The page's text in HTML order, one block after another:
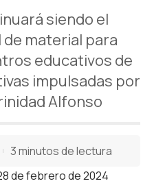
siendo el
material para
educativos de
impulsadas por
Alfonso
de febrero de 2024
3 minutos de lectura